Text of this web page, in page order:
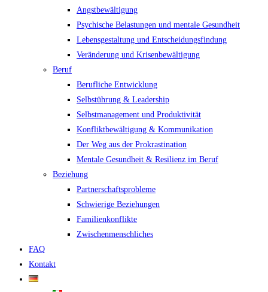
Angstbewältigung
Psychische Belastungen und mentale Gesundheit
Lebensgestaltung und Entscheidungsfindung
Veränderung und Krisenbewältigung
Beruf
Berufliche Entwicklung
Selbstührung & Leadership
Selbstmanagement und Produktivität
Konfliktbewältigung & Kommunikation
Der Weg aus der Prokrastination
Mentale Gesundheit & Resilienz im Beruf
Beziehung
Partnerschaftsprobleme
Schwierige Beziehungen
Familienkonflikte
Zwischenmenschliches
FAQ
Kontakt